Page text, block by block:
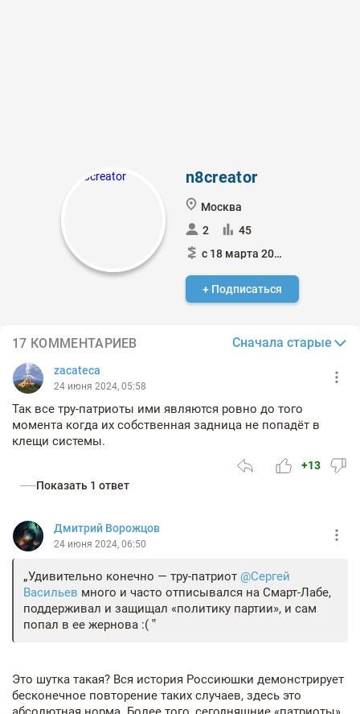
n8creator
Москва
2
45
с 18 марта 2024
+ Подписаться
17 КОММЕНТАРИЕВ Сначала старые
zacateca
24 июня 2024, 05:58
Так все тру-патриоты ими являются ровно до того
момента когда их собственная задница не попадёт в
клещи системы.
+13
Показать 1 ответ
Дмитрий Ворожцов
24 июня 2024, 06:50
Удивительно конечно — тру-патриот @Сергей
Васильев много и часто отписывался на Смарт-Лабе,
поддерживал и защищал «политику партии», и сам
попал в ее жернова :(
Это шутка такая? Вся история Россиюшки демонстрирует
бесконечное повторение таких случаев, здесь это